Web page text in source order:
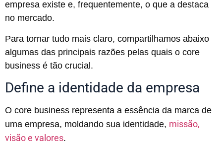
empresa existe e, frequentemente, o que a destaca
no mercado.
Para tornar tudo mais claro, compartilhamos abaixo
algumas das principais razões pelas quais o core
business é tão crucial.
Define a identidade da empresa
O core business representa a essência da marca de
uma empresa, moldando sua identidade, missão,
visão e valores.